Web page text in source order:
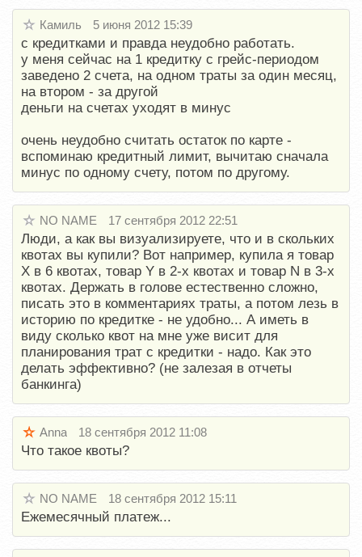
Камиль 5 июня 2012 15:39
с кредитками и правда неудобно работать.
у меня сейчас на 1 кредитку с грейс-периодом
заведено 2 счета, на одном траты за один месяц,
на втором - за другой
деньги на счетах уходят в минус
очень неудобно считать остаток по карте -
вспоминаю кредитный лимит, вычитаю сначала
минус по одному счету, потом по другому.
NO NAME 17 сентября 2012 22:51
Люди, а как вы визуализируете, что и в скольких
квотах вы купили? Вот например, купила я товар
Х в 6 квотах, товар Y в 2-х квотах и товар N в 3-х
квотах. Держать в голове естественно сложно,
писать это в комментариях траты, а потом лезь в
историю по кредитке - не удобно... А иметь в
виду сколько квот на мне уже висит для
планирования трат с кредитки - надо. Как это
делать эффективно? (не залезая в отчеты
банкинга)
Anna 18 сентября 2012 11:08
Что такое квоты?
NO NAME 18 сентября 2012 15:11
Ежемесячный платеж...